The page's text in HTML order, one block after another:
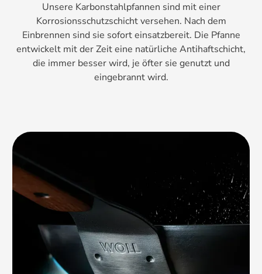
Unsere Karbonstahlpfannen sind mit einer
Korrosionsschutzschicht versehen. Nach dem
Einbrennen sind sie sofort einsatzbereit. Die Pfanne
entwickelt mit der Zeit eine natürliche Antihaftschicht,
die immer besser wird, je öfter sie genutzt und
eingebrannt wird.